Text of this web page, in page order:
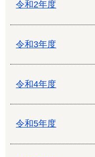
令和2年度
令和3年度
令和4年度
令和5年度